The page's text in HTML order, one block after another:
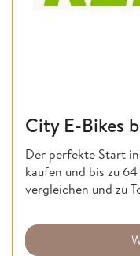
City E-Bikes
Der perfekte Start
kaufen und bis zu
vergleichen und zu